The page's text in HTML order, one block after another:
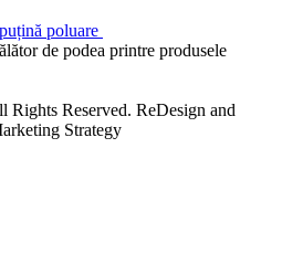
poluare
de podea printre produsele
Reserved. ReDesign and
Strategy